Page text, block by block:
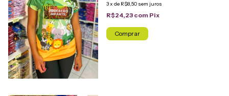
3x de R$8,50 sem juros
R$24,23 com Pix
Comprar